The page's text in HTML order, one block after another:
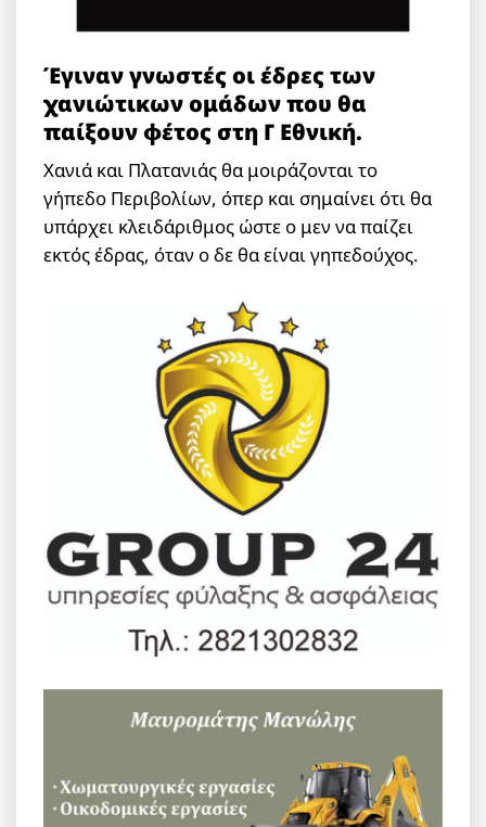
Έγιναν γνωστές οι έδρες των
χανιώτικων ομάδων που θα
παίξουν φέτος στη Γ Εθνική.
Χανιά και Πλατανιάς θα μοιράζονται το
γήπεδο Περιβολίων, όπερ και σημαίνει ότι θα
υπάρχει κλειδάριθμος ώστε ο μεν να παίζει
εκτός έδρας, όταν ο δε θα είναι γηπεδούχος.